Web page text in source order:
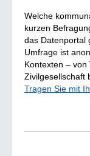
Welche
kurzen
das Datenportal
Umfrage ist
Kontexten –
Zivilgesellschaft
Tragen Sie mit